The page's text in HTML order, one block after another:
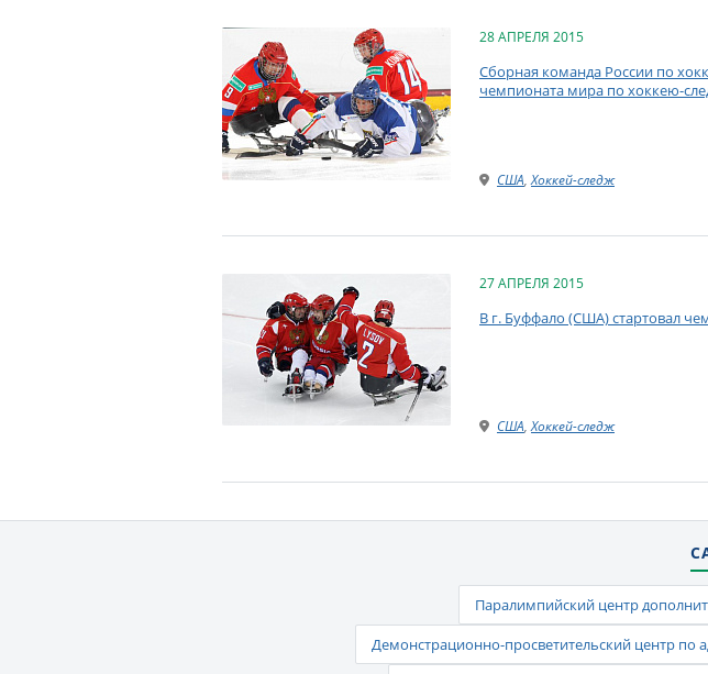
28 АПРЕЛЯ 2015
Сборная команда России по
чемпионата мира по хоккею-
США,Хоккей-следж
27 АПРЕЛЯ 2015
В г. Буффало (США) стартовал
США,Хоккей-следж
Паралимпийский центр
Демонстрационно-просветительский центр по